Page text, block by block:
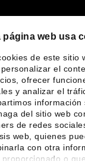
página web usa
de este sitio
el
ofrecer
y analizar el
información
del sitio web
de redes
web, quienes
con otra
proporcionado o
Foro
idiomas